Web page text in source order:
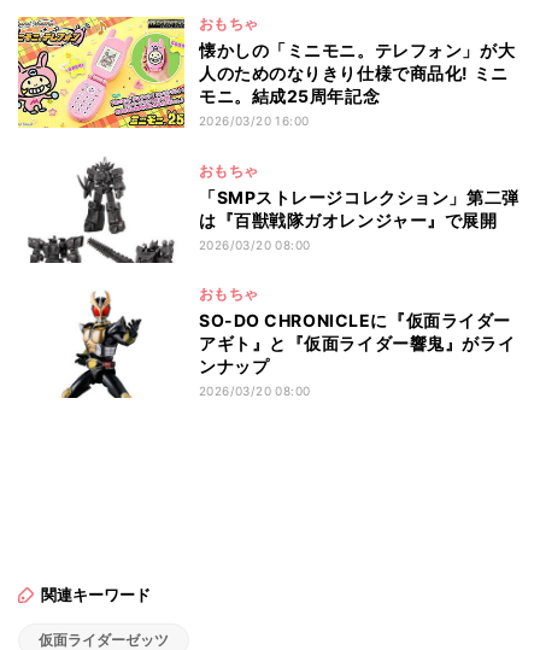
おもちゃ
懐かしの「ミニモニ。テレフォン」が大
人のためのなりきり仕様で商品化! ミニ
モニ。結成25周年記念
2026/03/20 16:00
おもちゃ
「SMPストレージコレクション」第二弾
は『百獣戦隊ガオレンジャー』で展開
2026/03/20 08:00
おもちゃ
SO-DO CHRONICLEに『仮面ライダー
アギト』と『仮面ライダー響鬼』がライ
ンナップ
2026/03/20 08:00
関連キーワード
仮面ライダーゼッツ